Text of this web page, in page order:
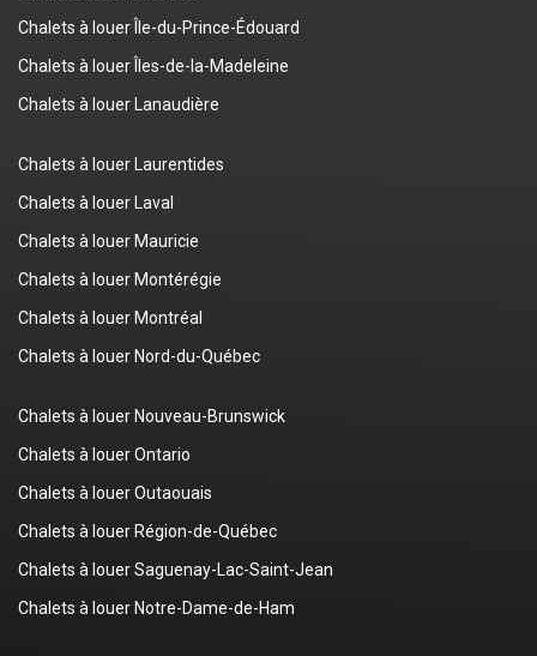
Chalets à louer Île-du-Prince-Édouard
Chalets à louer Îles-de-la-Madeleine
Chalets à louer Lanaudière
Chalets à louer Laurentides
Chalets à louer Laval
Chalets à louer Mauricie
Chalets à louer Montérégie
Chalets à louer Montréal
Chalets à louer Nord-du-Québec
Chalets à louer Nouveau-Brunswick
Chalets à louer Ontario
Chalets à louer Outaouais
Chalets à louer Région-de-Québec
Chalets à louer Saguenay-Lac-Saint-Jean
Chalets à louer Notre-Dame-de-Ham